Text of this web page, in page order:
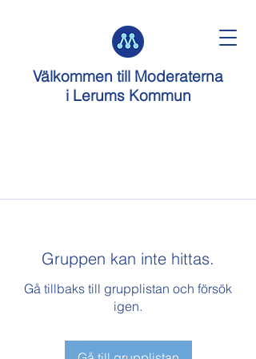
Välkommen till Moderaterna
i Lerums Kommun
Gruppen kan inte hittas.
Gå tillbaks till grupplistan och försök
igen.